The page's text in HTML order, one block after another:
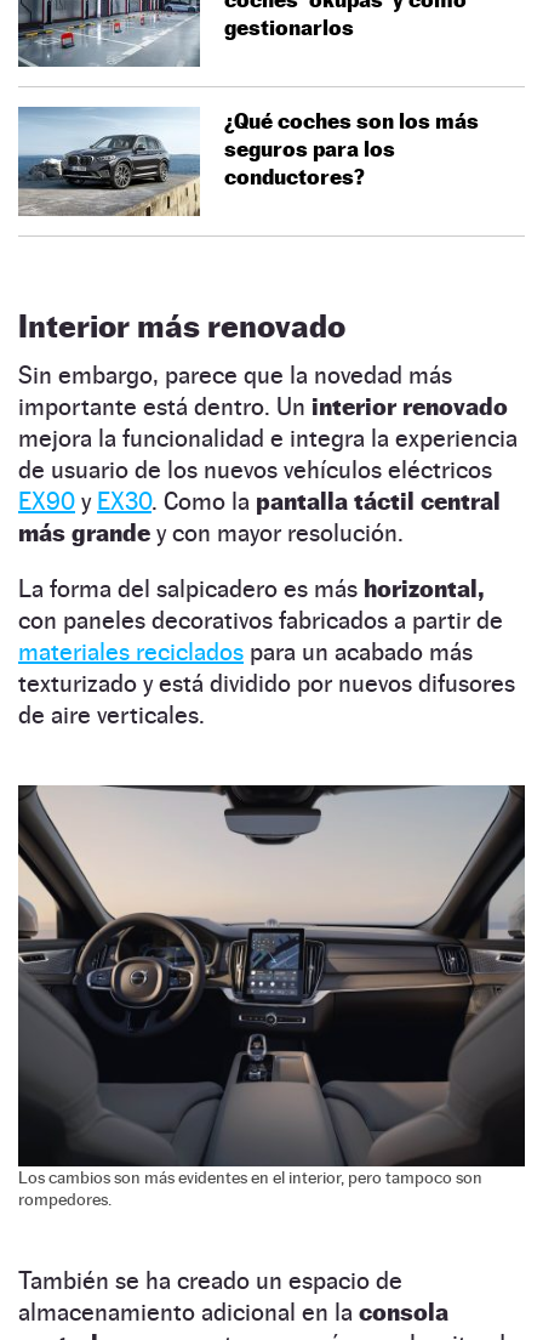
gestionarlos
¿Qué coches son los más
seguros para los
conductores?
Interior más renovado
Sin embargo, parece que la novedad más
importante está dentro. Un interior renovado
mejora la funcionalidad e integra la experiencia
de usuario de los nuevos vehículos eléctricos
EX90 y EX30. Como la pantalla táctil central
más grande y con mayor resolución.
La forma del salpicadero es más horizontal,
con paneles decorativos fabricados a partir de
materiales reciclados para un acabado más
texturizado y está dividido por nuevos difusores
de aire verticales.
Los cambios son más evidentes en el interior, pero tampoco son
rompedores.
También se ha creado un espacio de
almacenamiento adicional en la consola